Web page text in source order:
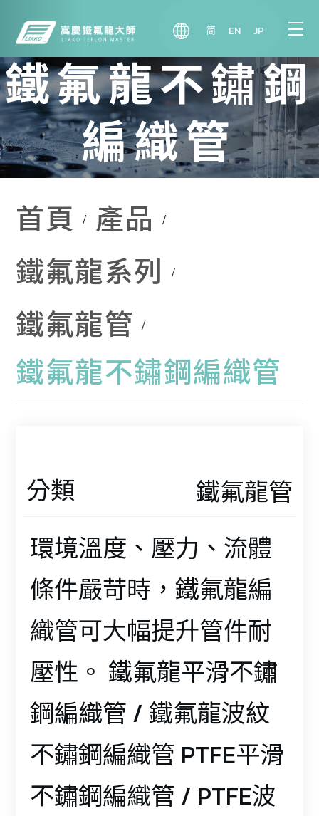
简 EN JP
鐵氟龍不鏽鋼
編織管
首頁 產品
鐵氟龍系列
鐵氟龍管
鐵氟龍不鏽鋼編織管
分類
鐵氟龍管
環境溫度、壓力、流體
條件嚴苛時，鐵氟龍編
織管可大幅提升管件耐
壓性。 鐵氟龍平滑不鏽
鋼編織管 / 鐵氟龍波紋
不鏽鋼編織管 PTFE平滑
不鏽鋼編織管 / PTFE波